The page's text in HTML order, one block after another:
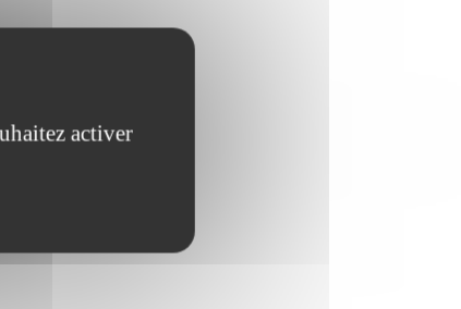
activer